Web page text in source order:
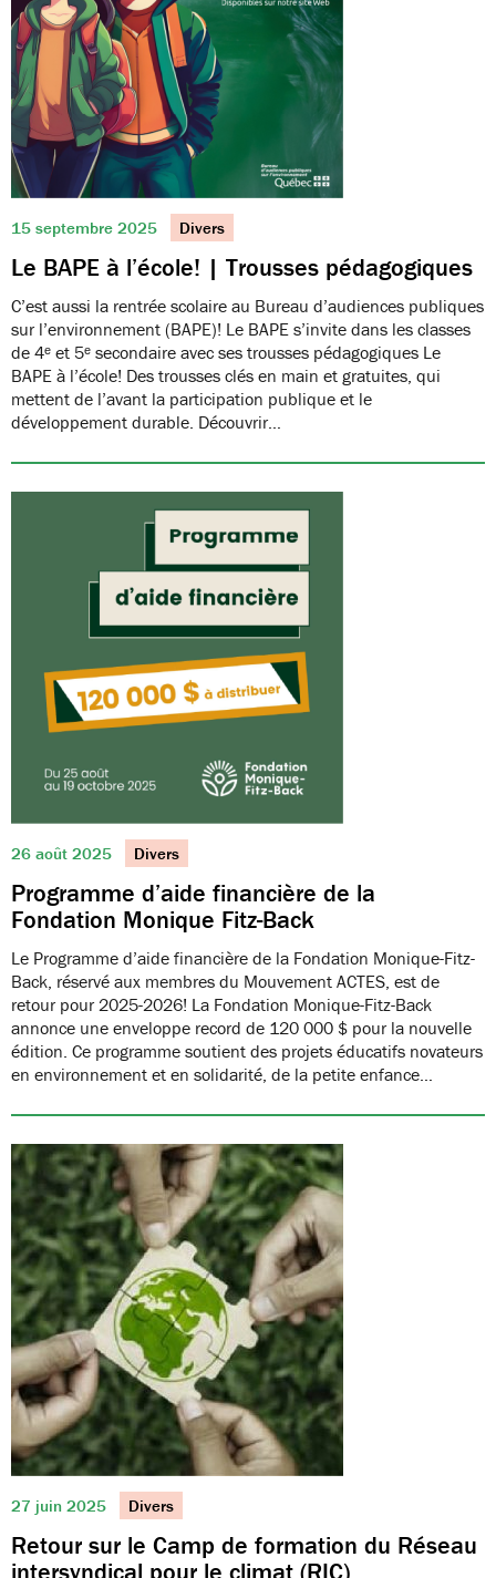
15 septembre 2025 Divers
Le BAPE à l’école! | Trousses pédagogiques
C’est aussi la rentrée scolaire au Bureau d’audiences publiques
sur l’environnement (BAPE)! Le BAPE s’invite dans les classes
de 4ᵉ et 5ᵉ secondaire avec ses trousses pédagogiques Le
BAPE à l’école! Des trousses clés en main et gratuites, qui
mettent de l’avant la participation publique et le
développement durable. Découvrir…
26 août 2025 Divers
Programme d’aide financière de la
Fondation Monique Fitz-Back
Le Programme d’aide financière de la Fondation Monique-Fitz-
Back, réservé aux membres du Mouvement ACTES, est de
retour pour 2025-2026! La Fondation Monique-Fitz-Back
annonce une enveloppe record de 120 000 $ pour la nouvelle
édition. Ce programme soutient des projets éducatifs novateurs
en environnement et en solidarité, de la petite enfance…
27 juin 2025 Divers
Retour sur le Camp de formation du Réseau
intersyndical pour le climat (RIC)